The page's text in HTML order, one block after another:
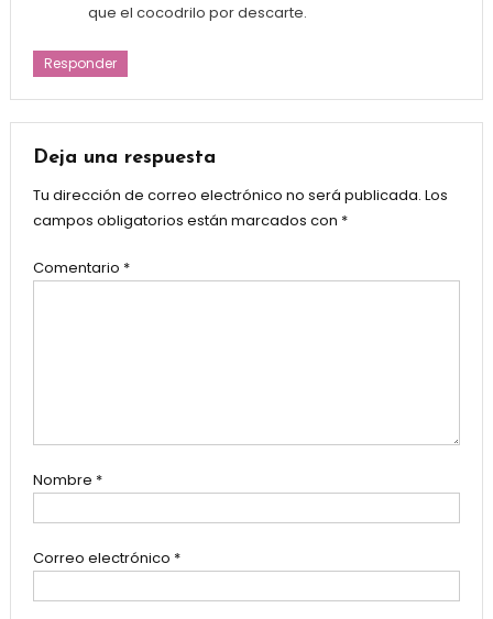
que el cocodrilo por descarte.
Responder
Deja una respuesta
Tu dirección de correo electrónico no será publicada. Los
campos obligatorios están marcados con *
Comentario *
Nombre *
Correo electrónico *